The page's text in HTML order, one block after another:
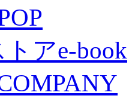
トアe-book